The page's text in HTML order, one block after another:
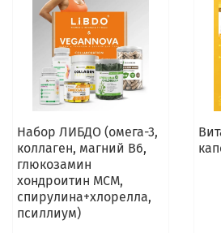
Набор ЛИБДО (омега-3,
коллаген, магний В6,
глюкозамин
хондроитин МСМ,
спирулина+хлорелла,
псиллиум)